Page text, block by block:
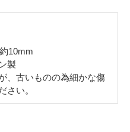
10mm
製
、古いものの為細かな傷
さい。